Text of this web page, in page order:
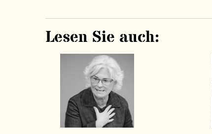
Lesen Sie auch: